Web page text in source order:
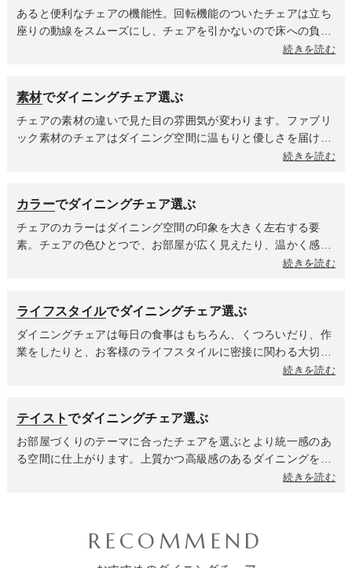
います。座面や背面の素材も座り心地に影響します。ファブリ
ックは布地ならではの柔らかさがあり、通気性が良く蒸れにく
いのが特徴で、合皮はある程度の硬さを持つ素材なので、座っ
たれが高いハイバックタイプは、しっかり支えてくれるのでゆ
ったりと身体を預けてくつろげます。ローバックタイプは高さ
がなくてもチェアの計算されたフォルムが身体をキャッチして
姿勢を安定させてくれるチェアが多くあります。肘掛けがある
ことで腕を預けてリラックスできるため、座り心地が格段にア
減します。
あると便利なチェアの機能性。回転機能のついたチェアは立ち
座りの動線をスムーズにし、チェアを引かないので床への負担
が軽減されます。昇降機能は身長や座り方の好みに合わせて最
ができます。「テーブルが高すぎる」「低すぎる」といったス
トレスから解放され、新しくテーブルを買い替えた時も、チェ
アを買い替える必要がないかもしれません。最近人気なのはテ
ーブルに引っ掛けられるチェア。使わない時はテーブルの天板
かかることなく、隅々までスムーズに掃除してくれること。手
で掃除機をかける時も、チェアをいちいち動かす手間が省ける
ので、毎日の家事がぐんと楽になります。
続きを読む
素材でダイニングチェア選ぶ
チェアの素材の違いで見た目の雰囲気が変わります。ファブリ
ック素材のチェアはダイニング空間に温もりと優しさを届けま
す。夏場は座面が蒸れにくくてべたつきを感じにくく、冬場は
りとした肌触りが魅力で、汚れてもサッと拭けてお手入れが楽
なのがポイント。木材は時代や流行に左右されない普遍的な美
しさと、使うほどに味わいを増す魅力に満ちています。自然素
材ならではの安心感は、ダイニングでの時間をよりリラックス
手入れも簡単なので小さいお子様がいるご家庭や、来客が多い
ご家庭でも安心して使えます。
続きを読む
カラーでダイニングチェア選ぶ
チェアのカラーはダイニング空間の印象を大きく左右する要
素。チェアの色ひとつで、お部屋が広く見えたり、温かく感じ
られたり、スタイリッシュなカフェのようになったりします。
があり、空間に広がりと明るさをもたらします。どんな色のテ
ーブルにも合わせやすく、ナチュラル、北欧、モダンなど幅広
いテイストに馴染みます。ライトグレーやベージュは落ち着き
があり、どんなインテリアにも溶け込む万能カラー。悩んだら
スのテーブルと合わせればシックで大人っぽいホテルライクな
雰囲気に、木製テーブルに合わせればヴィンテージなインテリ
アやナチュラルなテイストに仕上がります。ブラックはモダン
でシャープな印象を与え、空間を引き締める効果があります。
洗練された都会的なダイニングや、インダストリアルテイスト
クセントを加えたい時に効果的です。空間に活気と遊び心をプ
続きを読む
ライフスタイルでダイニングチェア選ぶ
ダイニングチェアは毎日の食事はもちろん、くつろいだり、作
業をしたりと、お客様のライフスタイルに密接に関わる大切な
家具です。家族構成や過ごし方によって、チェアに求める機能
重要になります。お手入れのしやすいチェアや脚がしっかりし
ていてぐらつきのない安定したチェアを選びましょう。座面が
広くて座りやすく、転倒しにくい構造で、お子様の指が挟まれ
ないような隙間の少ないデザインも重要です。共働きや在宅ワ
てくれるハイバックチェア、リラックス効果が高く長時間の作
続きを読む
テイストでダイニングチェア選ぶ
お部屋づくりのテーマに合ったチェアを選ぶとより統一感のあ
る空間に仕上がります。上質かつ高級感のあるダイニングを叶
えるならシンプルモダンテイストのダイニングチェア。ベース
ブラックやグレーと組み合わせたクールなモノトーンインテリ
ア、アクセントにオークやナチュラルカラーをプラスした北欧
続きを読む
RECOMMEND